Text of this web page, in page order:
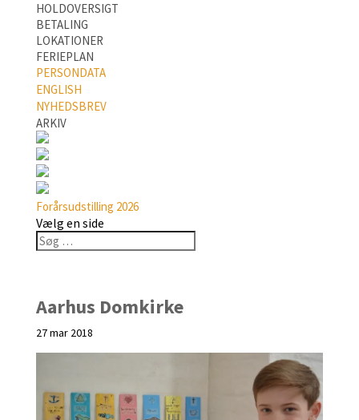
HOLDOVERSIGT
BETALING
LOKATIONER
FERIEPLAN
PERSONDATA
ENGLISH
NYHEDSBREV
ARKIV
Forårsudstilling 2026
Vælg en side
Aarhus Domkirke
27 mar 2018